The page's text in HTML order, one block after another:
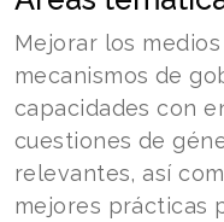
Mejorar los
mecanismos de
capacidades con
cuestiones de
relevantes, así
mejores prácticas